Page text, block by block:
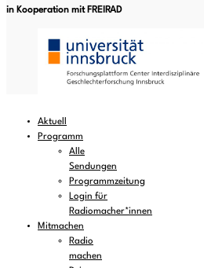
in Kooperation mit FREIRAD
Aktuell
Programm
Alle
Sendungen
Programmzeitung
Login für
Radiomacher*innen
Mitmachen
Radio
machen